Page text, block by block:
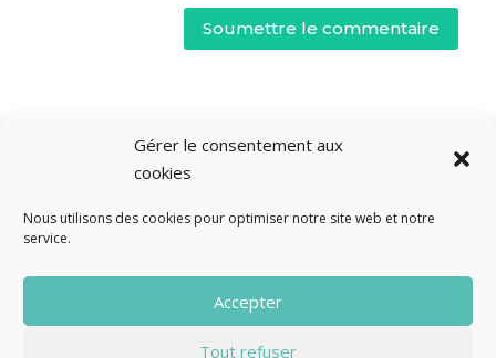
Gérer le consentement aux
cookies
Nous utilisons des cookies pour optimiser notre site web et notre
service.
Accepter
Tout refuser
Soumettre le commentaire
Mentions légales
Politique de confidentialité